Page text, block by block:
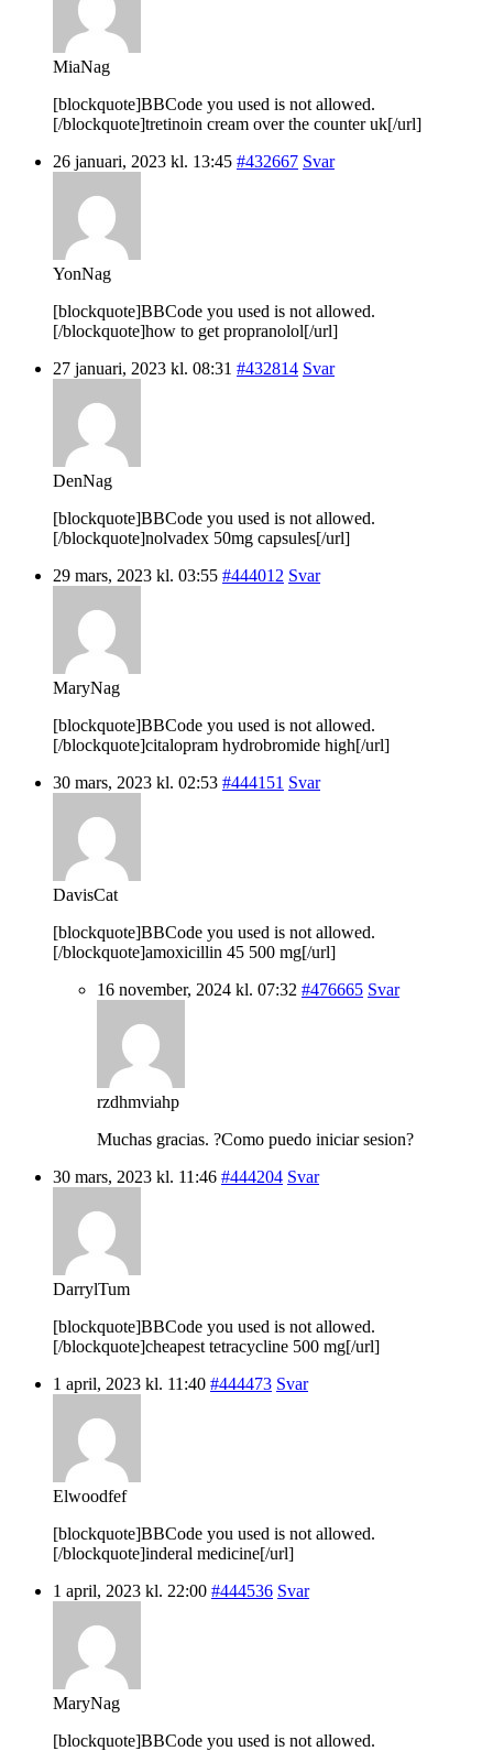
MiaNag
[blockquote]BBCode you used is not allowed.
[/blockquote]tretinoin cream over the counter uk[/url]
26 januari, 2023 kl. 13:45 #432667 Svar
YonNag
[blockquote]BBCode you used is not allowed.
[/blockquote]how to get propranolol[/url]
27 januari, 2023 kl. 08:31 #432814 Svar
DenNag
[blockquote]BBCode you used is not allowed.
[/blockquote]nolvadex 50mg capsules[/url]
29 mars, 2023 kl. 03:55 #444012 Svar
MaryNag
[blockquote]BBCode you used is not allowed.
[/blockquote]citalopram hydrobromide high[/url]
30 mars, 2023 kl. 02:53 #444151 Svar
DavisCat
[blockquote]BBCode you used is not allowed.
[/blockquote]amoxicillin 45 500 mg[/url]
16 november, 2024 kl. 07:32 #476665 Svar
rzdhmviahp
Muchas gracias. ?Como puedo iniciar sesion?
30 mars, 2023 kl. 11:46 #444204 Svar
DarrylTum
[blockquote]BBCode you used is not allowed.
[/blockquote]cheapest tetracycline 500 mg[/url]
1 april, 2023 kl. 11:40 #444473 Svar
Elwoodfef
[blockquote]BBCode you used is not allowed.
[/blockquote]inderal medicine[/url]
1 april, 2023 kl. 22:00 #444536 Svar
MaryNag
[blockquote]BBCode you used is not allowed.